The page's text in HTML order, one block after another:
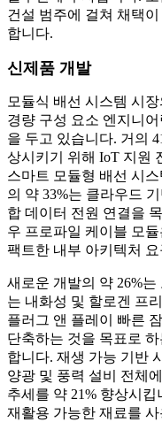
건설 범주에 걸쳐 채택
합니다.
신제품 개발
모듈식 배선 시스템 시
경량 구성 요소 엔지니
을 두고 있습니다. 거의
상시키기 위해 IoT 지원
스마트 모듈형 배선 시
의 약 33%는 클라우드
합 데이터 전원 연결을
우 프로파일 케이블 모
팩트한 내부 아키텍처
새로운 개발의 약 26%는
는 내화성 및 할로겐 프
플러그 앤 플레이 빠른
단축하는 것을 목표로
합니다. 재생 가능 기반
양광 및 풍력 설비 전체
추세를 약 21% 향상시
재활용 가능한 재료를